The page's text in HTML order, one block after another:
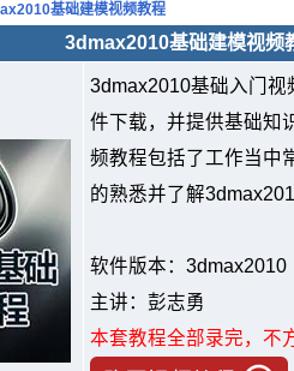
基础建模视频教程
3dmax2010基础建模视频
3dmax2010基础入门
件下载，并提供基础知
频教程包括了工作当中
的熟悉并了解
软件版本：3dmax2010
主讲：彭志勇
本套教程全部录完，不